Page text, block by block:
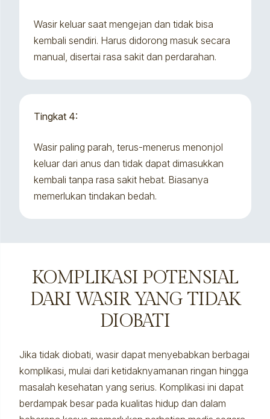
Wasir keluar saat mengejan dan tidak bisa
kembali sendiri. Harus didorong masuk secara
manual, disertai rasa sakit dan perdarahan.
Tingkat 4:
Wasir paling parah, terus-menerus menonjol
keluar dari anus dan tidak dapat dimasukkan
kembali tanpa rasa sakit hebat. Biasanya
memerlukan tindakan bedah.
KOMPLIKASI POTENSIAL
DARI WASIR YANG TIDAK
DIOBATI
Jika tidak diobati, wasir dapat menyebabkan berbagai
komplikasi, mulai dari ketidaknyamanan ringan hingga
masalah kesehatan yang serius. Komplikasi ini dapat
berdampak besar pada kualitas hidup dan dalam